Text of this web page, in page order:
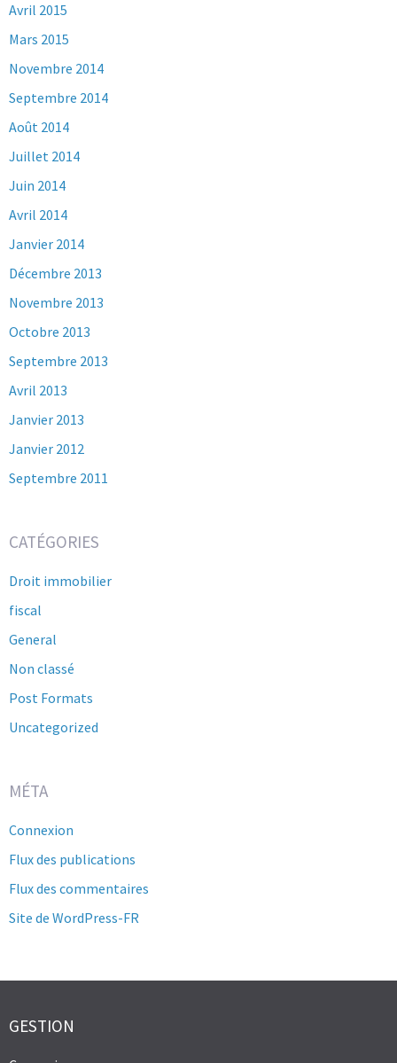
Avril 2015
Mars 2015
Novembre 2014
Septembre 2014
Août 2014
Juillet 2014
Juin 2014
Avril 2014
Janvier 2014
Décembre 2013
Novembre 2013
Octobre 2013
Septembre 2013
Avril 2013
Janvier 2013
Janvier 2012
Septembre 2011
CATÉGORIES
Droit immobilier
fiscal
General
Non classé
Post Formats
Uncategorized
MÉTA
Connexion
Flux des publications
Flux des commentaires
Site de WordPress-FR
GESTION